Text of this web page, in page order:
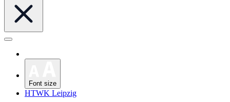
Font size
HTWK Leipzig